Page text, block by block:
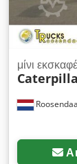
μίνι